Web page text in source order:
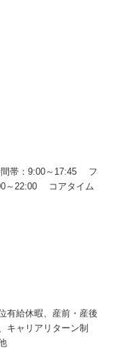
帯：9:00～17:45 フ
～22:00 コアタイム
有給休暇、産前・産後
キャリアリターン制